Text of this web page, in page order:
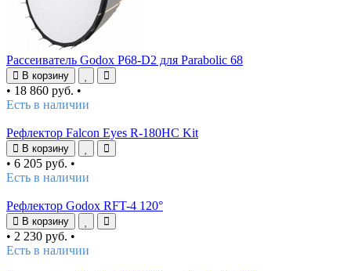
Рассеиватель Godox P68-D2 для Parabolic 68
В корзину
• 18 860 руб. •
Есть в наличии
Рефлектор Falcon Eyes R-180HC Kit
В корзину
• 6 205 руб. •
Есть в наличии
Рефлектор Godox RFT-4 120°
В корзину
• 2 230 руб. •
Есть в наличии